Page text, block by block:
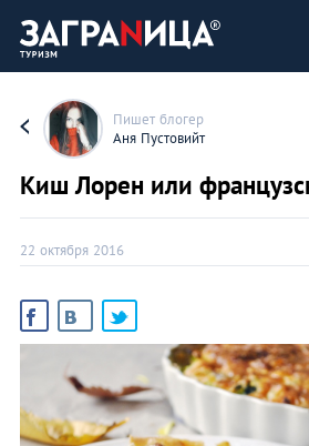
Пишет блогер
Аня Пустовийт
Киш Лорен или
22 октября 2016